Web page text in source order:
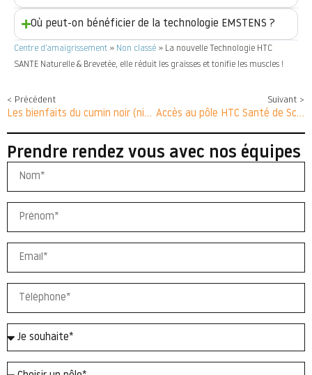
Où peut-on bénéficier de la technologie EMSTENS ?
Centre d’amaigrissement » Non classé » La nouvelle Technologie HTC
SANTE Naturelle & Brevetée, elle réduit les graisses et tonifie les muscles !
< Précédent
Les bienfaits du cumin noir (nigelle) pour la santé
Suivant >
Accès au pôle HTC Santé de Schiltigheim
Prendre rendez vous avec nos équipes